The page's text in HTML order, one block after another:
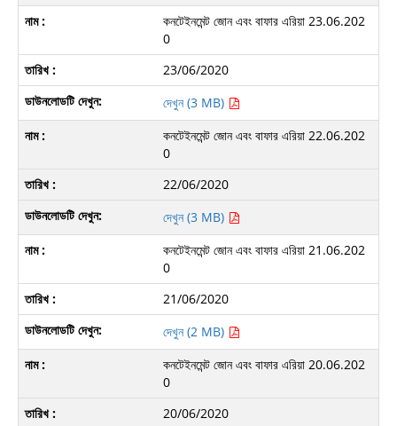
কনটেইনমেন্ট জোন এবং বাফার এরিয়া 23.06.202
0
23/06/2020
দেখুন (3 MB)
কনটেইনমেন্ট জোন এবং বাফার এরিয়া 22.06.202
0
22/06/2020
দেখুন (3 MB)
কনটেইনমেন্ট জোন এবং বাফার এরিয়া 21.06.202
0
21/06/2020
দেখুন (2 MB)
কনটেইনমেন্ট জোন এবং বাফার এরিয়া 20.06.202
0
20/06/2020